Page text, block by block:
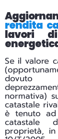
rendita
lavori di
Se il valore
dovuto
normativa)
catastale
è tenuto
catastale
proprietà,